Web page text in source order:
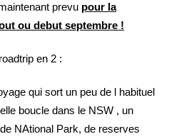
prevu pour la
ou debut septembre !
en 2 :
qui sort un peu de l habituel
boucle dans le NSW , un
NAtional Park, de reserves